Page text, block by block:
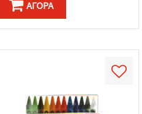
ΑΓΟΡΆ